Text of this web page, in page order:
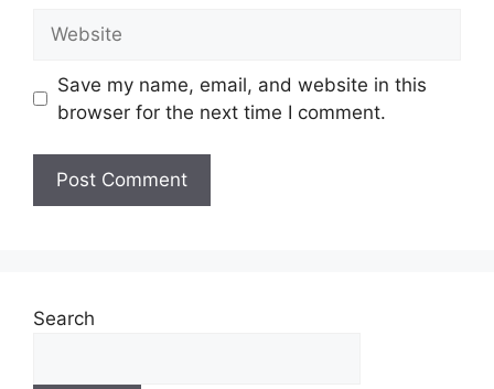
Save my name, email, and website in this
browser for the next time I comment.
Search